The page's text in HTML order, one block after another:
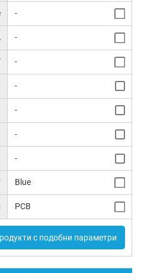
-
-
-
-
-
-
-
Blue
PCB
с подобни параметри